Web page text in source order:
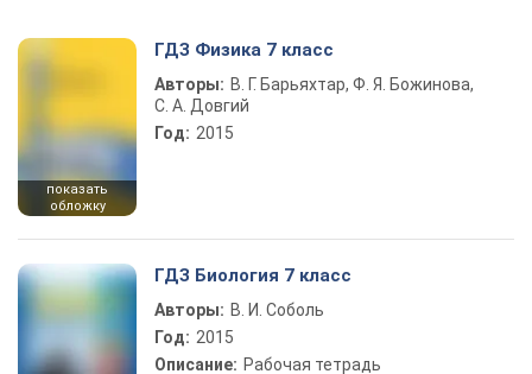
показать
обложку
ГДЗ Физика 7 класс
Авторы: В. Г. Барьяхтар, Ф. Я. Божинова,
С. А. Довгий
Год: 2015
ГДЗ Биология 7 класс
Авторы: В. И. Соболь
Год: 2015
Описание: Рабочая тетрадь